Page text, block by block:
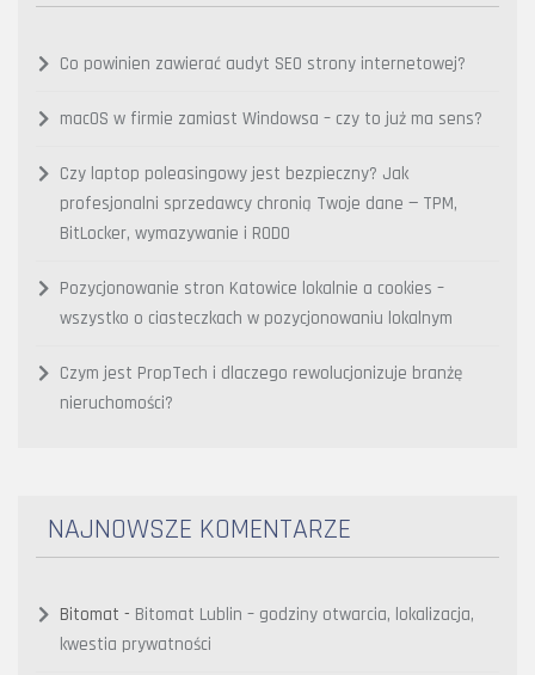
Co powinien zawierać audyt SEO strony internetowej?
macOS w firmie zamiast Windowsa – czy to już ma sens?
Czy laptop poleasingowy jest bezpieczny? Jak
profesjonalni sprzedawcy chronią Twoje dane — TPM,
BitLocker, wymazywanie i RODO
Pozycjonowanie stron Katowice lokalnie a cookies –
wszystko o ciasteczkach w pozycjonowaniu lokalnym
Czym jest PropTech i dlaczego rewolucjonizuje branżę
nieruchomości?
NAJNOWSZE KOMENTARZE
Bitomat - Bitomat Lublin – godziny otwarcia, lokalizacja,
kwestia prywatności